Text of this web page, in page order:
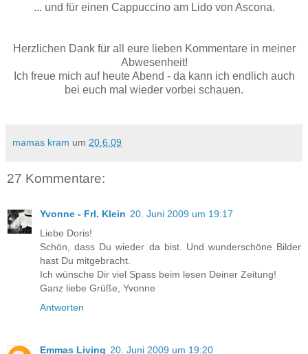
... und für einen Cappuccino am Lido von Ascona.
Herzlichen Dank für all eure lieben Kommentare in meiner
Abwesenheit!
Ich freue mich auf heute Abend - da kann ich endlich auch
bei euch mal wieder vorbei schauen.
mamas kram um 20.6.09
27 Kommentare:
Yvonne - Frl. Klein 20. Juni 2009 um 19:17
Liebe Doris!
Schön, dass Du wieder da bist. Und wunderschöne Bilder
hast Du mitgebracht.
Ich wünsche Dir viel Spass beim lesen Deiner Zeitung!
Ganz liebe Grüße, Yvonne
Antworten
Emmas Living 20. Juni 2009 um 19:20